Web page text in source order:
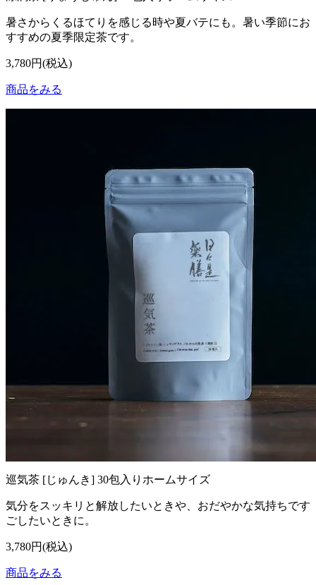
暑さからくるほてりを感じる時や夏バテにも。暑い季節にお
すすめの夏季限定茶です。
3,780円(税込)
商品をみる
巡気茶 [じゅんき] 30包入りホームサイズ
気分をスッキリと解放したいときや、おだやかな気持ちです
ごしたいときに。
3,780円(税込)
商品をみる